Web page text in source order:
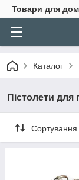
Товари для
Каталог
Пістолети для
Сортування